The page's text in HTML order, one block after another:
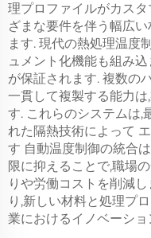
理プロファイルがカス
ざまな要件を伴う幅広
ます. 現代の熱処理温度
ュメント化機能も組み
が保証されます. 複数の
一貫して複製する能力
す. これらのシステムは,
れた隔熱技術によって
す 自動温度制御の統合
限に抑えることで,職場
りや労働コストを削減
り,新しい材料と処理プ
業におけるイノベーシ